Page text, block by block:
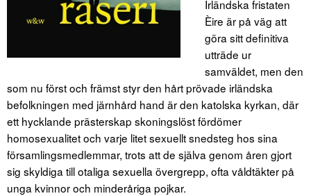
Irländska fristaten
Èire är på väg att
göra sitt definitiva
utträde ur
samväldet, men den
som nu först och främst styr den hårt prövade irländska
befolkningen med järnhård hand är den katolska kyrkan, där
ett hycklande prästerskap skoningslöst fördömer
homosexualitet och varje litet sexuellt snedsteg hos sina
församlingsmedlemmar, trots att de själva genom åren gjort
sig skyldiga till otaliga sexuella övergrepp, ofta våldtäkter på
unga kvinnor och minderåriga pojkar.